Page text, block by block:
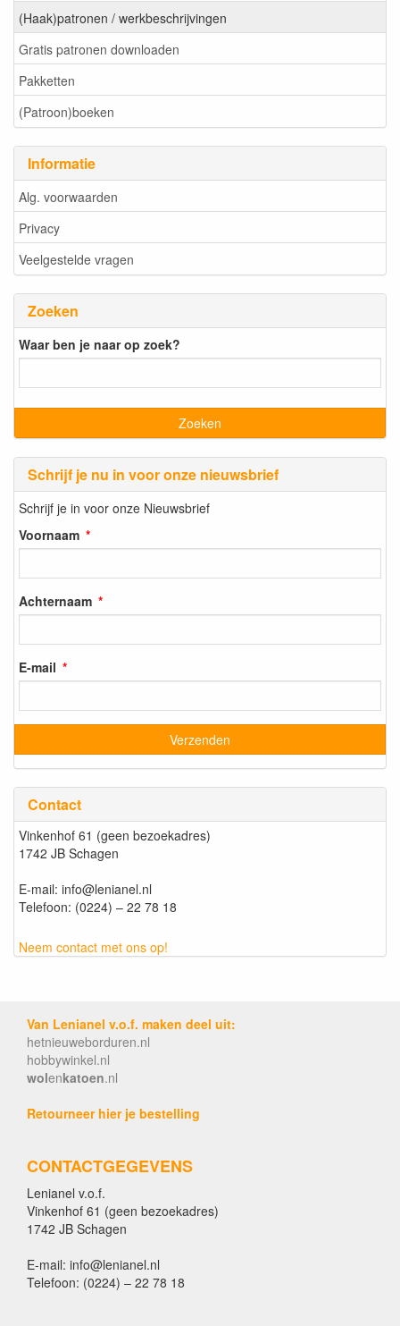
(Haak)patronen / werkbeschrijvingen
Gratis patronen downloaden
Pakketten
(Patroon)boeken
Informatie
Alg. voorwaarden
Privacy
Veelgestelde vragen
Zoeken
Waar ben je naar op zoek?
Schrijf je nu in voor onze nieuwsbrief
Schrijf je in voor onze Nieuwsbrief
Voornaam
Achternaam
E-mail
Contact
Vinkenhof 61 (geen bezoekadres)
1742 JB Schagen
E-mail: info@lenianel.nl
Telefoon: (0224) – 22 78 18
Neem contact met ons op!
Van Lenianel v.o.f. maken deel uit:
hetnieuweborduren.nl
hobbywinkel.nl
wolenkatoen.nl
Retourneer hier je bestelling
CONTACTGEGEVENS
Lenianel v.o.f.
Vinkenhof 61 (geen bezoekadres)
1742 JB Schagen
E-mail: info@lenianel.nl
Telefoon: (0224) – 22 78 18